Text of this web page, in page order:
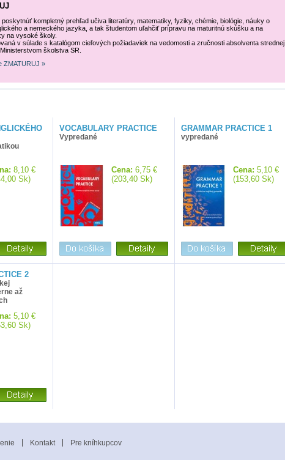
kompletný prehľad učiva literatúry, matematiky, fyziky, chémie, biológie, náuky o
a nemeckého jazyka, a tak študentom uľahčiť prípravu na maturitnú skúšku a na
na vysoké školy.
v súlade s katalógom cieľových požiadaviek na vedomosti a zručnosti absolventa strednej
školstva SR.
ZMATURUJ »
8,10 €
Sk)
VOCABULARY PRACTICE
Vypredané
Cena: 6,75 €
(203,40 Sk)
GRAMMAR PRACTICE 1
vypredané
Cena: 5,10 €
(153,60 Sk)
2
až
5,10 €
Sk)
Kontakt Pre kníhkupcov